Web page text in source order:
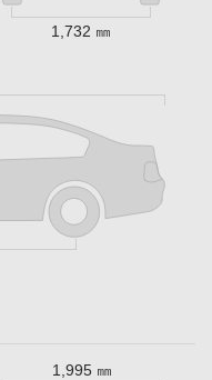
1,732 ㎜
1,995 ㎜